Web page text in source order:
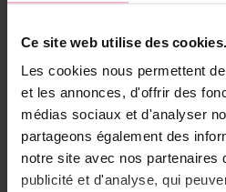
Ce site web utilise des cookies.
Les cookies nous permettent
et les annonces, d'offrir des
médias sociaux et d'analyser
partageons également des
notre site avec nos partenaires
publicité et d'analyse, qui
Quels sont les signes indiquant
compression n'est pas ajusté